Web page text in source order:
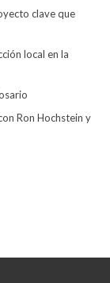
clave que
local en la
Ron Hochstein y